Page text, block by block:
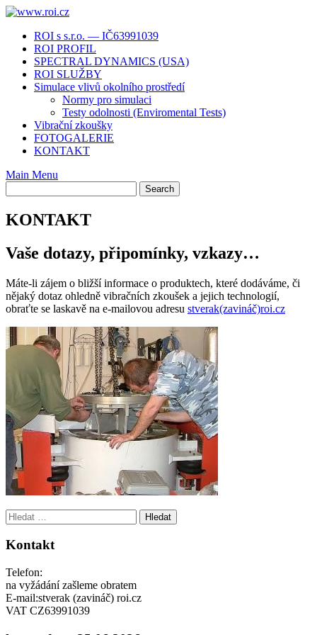
ROI s s.r.o. — IČ63991039
ROI PROFIL
SPECTRAL DYNAMICS (USA)
ROI SLUŽBY
Simulace vlivů okolního prostředí
Normy pro simulaci
Testy odolnosti (Enviromental Tests)
Vibrační zkoušky
FOTOGALERIE
KONTAKT
Main Menu
KONTAKT
Vaše dotazy, připomínky, vzkazy…
Máte-li zájem o bližší informace o produktech, které dodáváme, či
nějaký dotaz ohledně vibračních zkoušek a jejich technologií,
obraťte se laskavě na e-mailovou adresu stverak(zavináč)roi.cz
Vyhledávání
Kontakt
Telefon:
na vyžádání zašleme obratem
E-mail:stverak (zavináč) roi.cz
VAT CZ63991039